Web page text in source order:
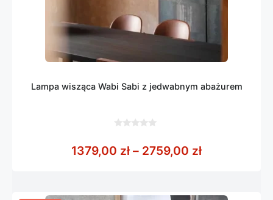
Lampa wisząca Wabi Sabi z jedwabnym abażurem
5
1379,00 zł – 2759,00 złZakres cen: